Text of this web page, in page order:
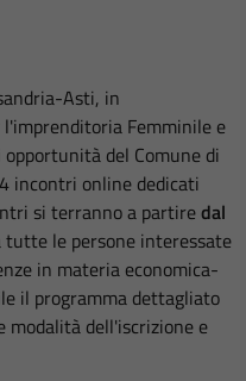
Asti, in
Femminile e
del Comune di
incontri online dedicati
si terranno a partiredal
tutte le persone interessate
in materia economica-
il programma dettagliato
modalità dell'iscrizione e